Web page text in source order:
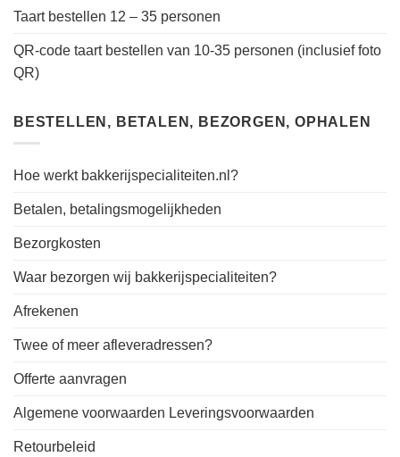
Taart bestellen 12 – 35 personen
QR-code taart bestellen van 10-35 personen (inclusief foto
QR)
BESTELLEN, BETALEN, BEZORGEN, OPHALEN
Hoe werkt bakkerijspecialiteiten.nl?
Betalen, betalingsmogelijkheden
Bezorgkosten
Waar bezorgen wij bakkerijspecialiteiten?
Afrekenen
Twee of meer afleveradressen?
Offerte aanvragen
Algemene voorwaarden Leveringsvoorwaarden
Retourbeleid